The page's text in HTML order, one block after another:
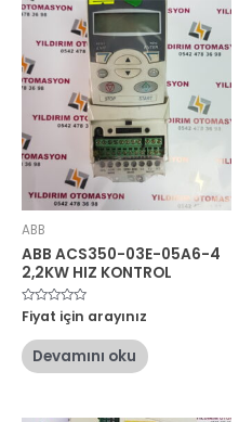
ABB
ABB ACS350-03E-05A6-4
2,2KW HIZ KONTROL
5
üzerinden
oy
aldı
Fiyat için arayınız
Devamını oku